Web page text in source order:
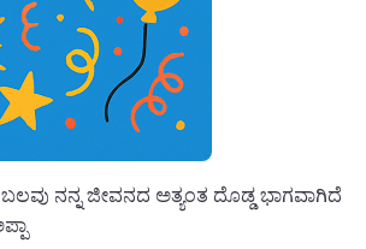
ನನ್ನ ಜೀವನದ ಅತ್ಯಂತ ದೊಡ್ಡ ಭಾಗವಾಗಿದೆ